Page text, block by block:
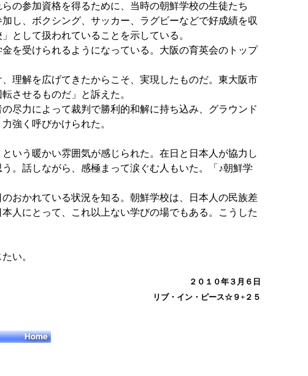
の参加資格を得るために、当時の朝鮮学校の生徒たち
し、ボクシング、サッカー、ラグビーなどで好成績を収
として扱われていることを示している。
を受けられるようになっている。大阪の育英会のトップ
理解を広げてきたからこそ、実現したものだ。東大阪市
させるものだ」と訴えた。
尽力によって裁判で勝利的和解に持ち込み、グラウンド
強く呼びかけられた。
いう暖かい雰囲気が感じられた。在日と日本人が協力し
。話しながら、感極まって涙ぐむ人もいた。「♪朝鮮学
おかれている状況を知る。朝鮮学校は、日本人の民族差
人にとって、これ以上ない学びの場でもある。こうした
い。
２０１０年３月６日
リブ・イン・ピース☆９+２５